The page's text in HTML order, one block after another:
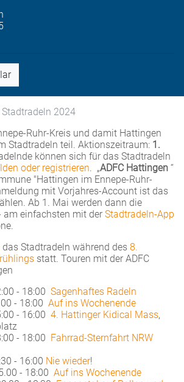
Stadtradeln 2024
Ruhr-Kreis und damit Hattingen
Stadtradeln teil. Aktionszeitraum: 1.
können sich für das Stadtradeln
oder registrieren. „ADFC Hattingen “
"Hattingen im Ennepe-Ruhr-
mit Vorjahres-Account ist das
Ab 1. Mai werden dann die
am einfachsten mit der Stadtradeln-App
Stadtradeln während des 8.
statt. Touren mit der ADFC
- 18:00 Sagenhaftes Radeln
- 18:00 Auf ins Wochenende
- 16:00 4. Hattinger Kidical Mass,
- 18:00 Fahrrad-Sternfahrt NRW
- 16:00 Nie wieder!
- 18:00 Auf ins Wochenende